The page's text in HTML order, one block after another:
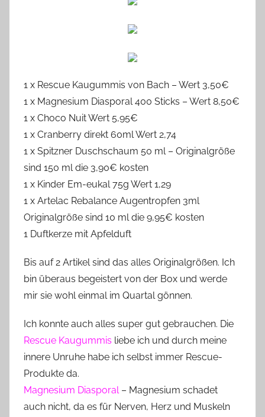
1 x Rescue Kaugummis von Bach – Wert 3,50€
1 x Magnesium Diasporal 400 Sticks – Wert 8,50€
1 x Choco Nuit Wert 5,95€
1 x Cranberry direkt 60ml Wert 2,74
1 x Spitzner Duschschaum 50 ml – Originalgröße
sind 150 ml die 3,90€ kosten
1 x Kinder Em-eukal 75g Wert 1,29
1 x Artelac Rebalance Augentropfen 3ml
Originalgröße sind 10 ml die 9,95€ kosten
1 Duftkerze mit Apfelduft
Bis auf 2 Artikel sind das alles Originalgrößen. Ich
bin überaus begeistert von der Box und werde
mir sie wohl einmal im Quartal gönnen.
Ich konnte auch alles super gut gebrauchen. Die
Rescue Kaugummis liebe ich und durch meine
innere Unruhe habe ich selbst immer Rescue-
Produkte da.
Magnesium Diasporal – Magnesium schadet
auch nicht, da es für Nerven, Herz und Muskeln